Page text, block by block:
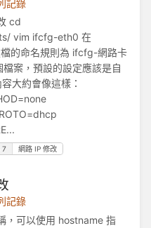
記錄
cd
vim ifcfg-eth0 在
的命名規則為 ifcfg-網路卡
案，預設的設定應該是自
大約會像這樣：
7 網路 IP 修改
記錄
，可以使用 hostname 指